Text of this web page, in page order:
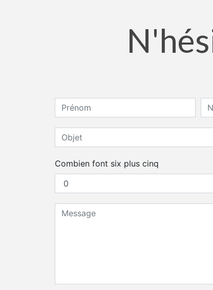
Combien font six plus cinq